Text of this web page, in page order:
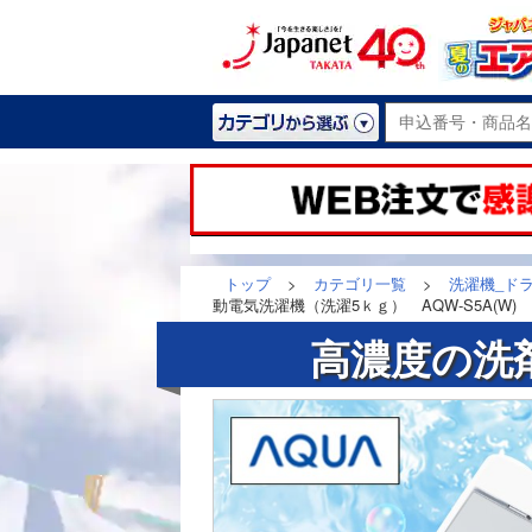
トップ > カテゴリ一覧 >
洗濯機_ド
動電気洗濯機（洗濯5ｋｇ） AQW-S5A(W)
高濃度の洗